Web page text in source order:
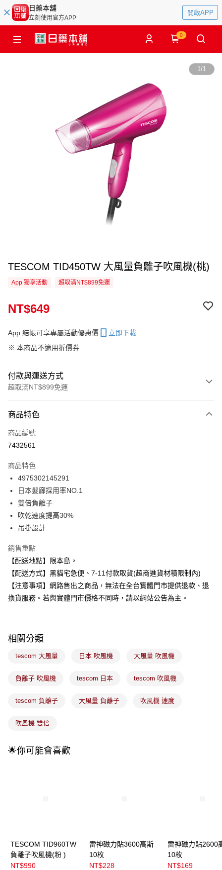
日藥本舖
立刻使用官方APP
開啟APP
0
1/1
TESCOM TID450TW 大風量負離子吹風機(桃)
App 獨享活動 超取滿NT$899免運
NT$649
App 結帳可享專屬活動優惠價
立即下載
※ 本商品不適用折價券
付款與運送方式
超取滿NT$899免運
信用卡一次付款
超商取貨付款
Apple Pay
街口支付
悠遊付
Google Pay
全盈+PAY
【大哥付你分期使用說明】
1.本服務由台灣大哥大提供，台灣大哥大用戶可立即使用無須另外申請。
3.實際核准額度、可分期數及費用金額請依後續交易確認頁面所載為準。
4.訂單成立30分鐘內，如未前往確認交易或遇審核未通過，訂單將自動取
消。如遇「轉專審核」未通過狀況，表示未達大哥付你分期系統評分，恕無
1.分期款項不併入電信帳單，「大哥付你分期」於每月結算日後寄送繳費提
2.透過簡訊連結打開帳單後，可選擇「超商條碼／台灣大直營門市／銀行轉
【注意事項】
買賣價金債權讓與本公司後，依約使用本公司帳單繳交帳款。
ATM付款
全家取貨付款
每筆NT$100，滿NT$899(含以上)免運費
7-11取貨付款
每筆NT$100，滿NT$899(含以上)免運費
每筆NT$100，滿NT$399(含以上)免運費
商品特色
商品編號
7432561
商品特色
4975302145291
日本髮廊採用率NO.1
雙倍負離子
吹乾速度提高30%
吊掛設計
銷售重點
【配送地點】限本島。
【配送方式】黑貓宅急便、7-11付款取貨(超商進貨材積限制內)
【注意事項】網路售出之商品，無法在全台實體門市提供退款、退
換貨服務。若與實體門市價格不同時，請以網站公告為主。
相關分類
tescom 大風量 日本 吹風機 大風量 吹風機
負離子 吹風機 tescom 日本 tescom 吹風機
tescom 負離子 大風量 負離子 吹風機 速度
吹風機 雙倍
🌟你可能會喜歡
TESCOM TID960TW
負離子吹風機(粉 )
NT$990
雷神磁力貼3600高斯
10枚
NT$228
雷神磁力貼2600
10枚
NT$169